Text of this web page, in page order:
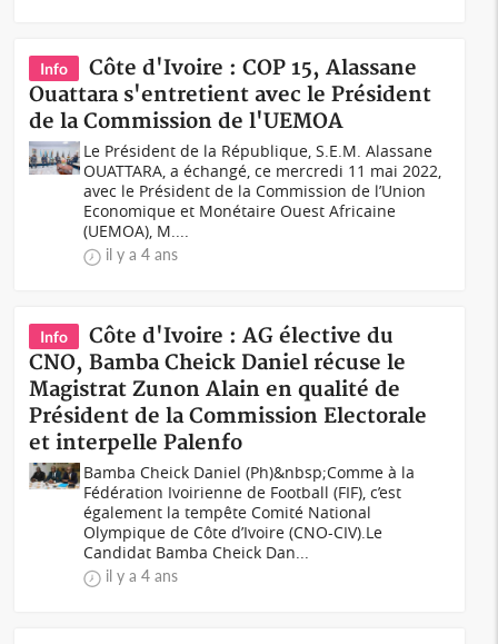
Info
Côte d'Ivoire : COP 15, Alassane
Ouattara s'entretient avec le Président
de la Commission de l'UEMOA
Le Président de la République, S.E.M. Alassane
OUATTARA, a échangé, ce mercredi 11 mai 2022,
avec le Président de la Commission de l’Union
Economique et Monétaire Ouest Africaine
(UEMOA), M....
il y a 4 ans
Info
Côte d'Ivoire : AG élective du
CNO, Bamba Cheick Daniel récuse le
Magistrat Zunon Alain en qualité de
Président de la Commission Electorale
et interpelle Palenfo
Bamba Cheick Daniel (Ph)&nbsp;Comme à la
Fédération Ivoirienne de Football (FIF), c’est
également la tempête Comité National
Olympique de Côte d’Ivoire (CNO-CIV).Le
Candidat Bamba Cheick Dan...
il y a 4 ans